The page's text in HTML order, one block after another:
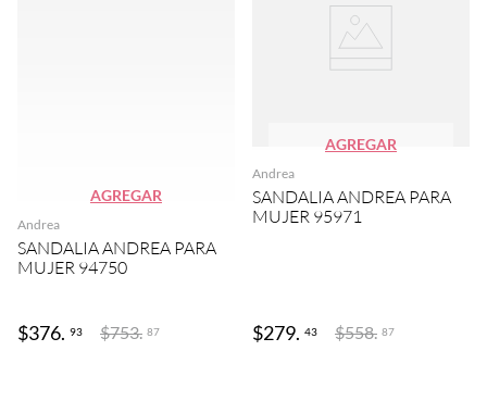
AGREGAR
Andrea
SANDALIA ANDREA PARA
MUJER 94750
$376. 93 $753. 87
AGREGAR
Andrea
SANDALIA ANDREA PARA
MUJER 95971
$279. 43 $558. 87